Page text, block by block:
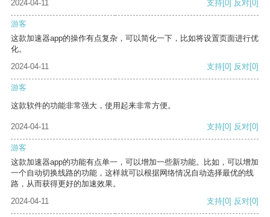
2024-04-11 支持[0] 反对[0]
游客
这款加速器app的操作有点复杂，可以简化一下，比如将设置页面进行优
化。
2024-04-11
支持[0] 反对[0]
游客
这款软件的功能非常强大，使用起来非常方便。
2024-04-11 支持[0] 反对[0]
游客
这款加速器app的功能有点单一，可以增加一些新功能。比如，可以增加
一个自动切换线路的功能，这样就可以根据网络情况自动选择最优的线
路，从而获得更好的加速效果。
2024-04-11
支持[0] 反对[0]